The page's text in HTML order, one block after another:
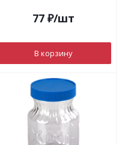
77 ₽/шт
В корзину